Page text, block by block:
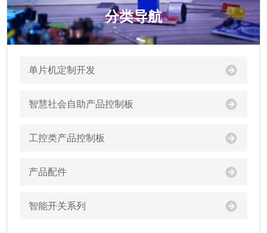
分类导航
单片机定制开发
智慧社会自助产品控制板
工控类产品控制板
产品配件
智能开关系列